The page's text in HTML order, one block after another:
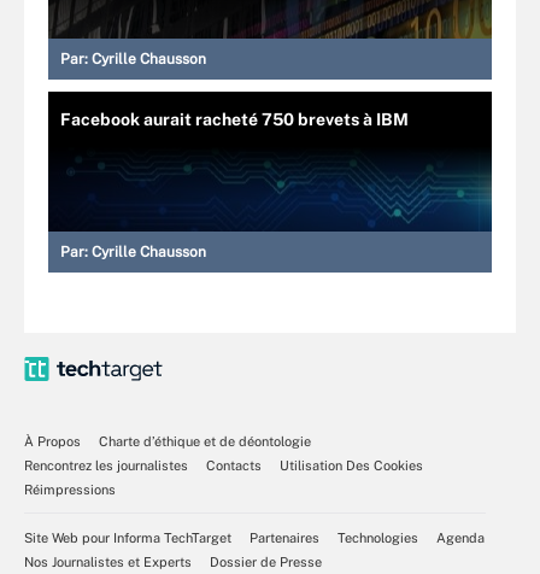
Par: Cyrille Chausson
Facebook aurait racheté 750 brevets à IBM
Par: Cyrille Chausson
À Propos
Charte d’éthique et de déontologie
Rencontrez les journalistes
Contacts
Utilisation Des Cookies
Réimpressions
Site Web pour Informa TechTarget Partenaires Technologies
Agenda
Nos Journalistes et Experts
Dossier de Presse